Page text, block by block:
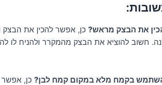
את הבצק מראש?
חשוב להוציא את הבצק מהמקרר ולהניח לו
בקמח מלא במקום קמח לבן? כן,